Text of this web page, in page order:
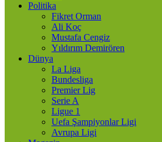
Politika
Fikret Orman
Ali Koç
Mustafa Cengiz
Yıldırım Demirören
Dünya
La Liga
Bundesliga
Premier Lig
Serie A
Ligue 1
Uefa Şampiyonlar Ligi
Avrupa Ligi